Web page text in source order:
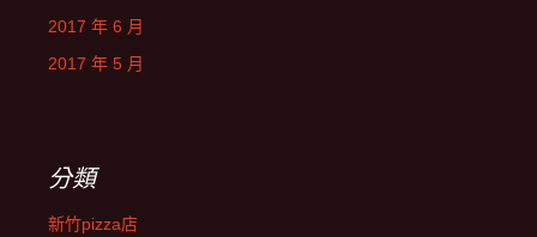
2017 年 6 月
2017 年 5 月
分類
新竹pizza店